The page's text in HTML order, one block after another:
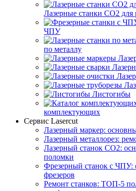
Лазерные станки CO2 для
ЧПУ
по металлу
Листогибы
комплектующих
Сервис Lasercut
Лазерный маркер:
Лазерный металлорез:
Лазерный станок СО2:
поломки
Фрезерный станок с ЧПУ:
фрезеров
Ремонт станков: ТОП-5